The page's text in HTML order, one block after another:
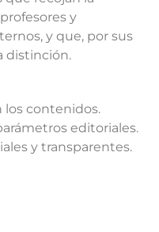
y
y que, por sus
distinción.
los contenidos.
editoriales.
y transparentes.